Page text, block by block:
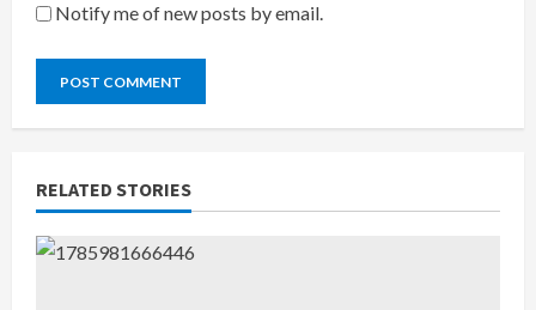
Notify me of new posts by email.
RELATED STORIES